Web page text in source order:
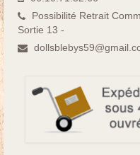
Possibilité Retrait
Sortie 13 -